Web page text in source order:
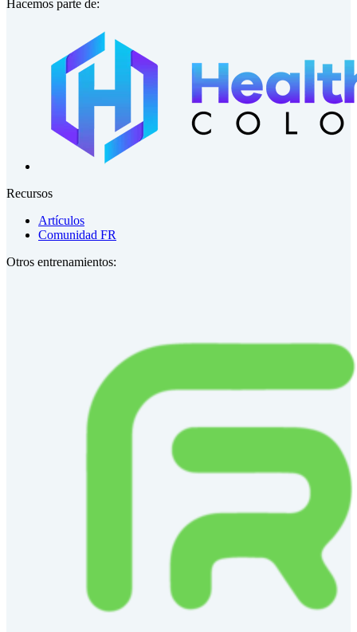
Hacemos parte de:
Recursos
Artículos
Comunidad FR
Otros entrenamientos: